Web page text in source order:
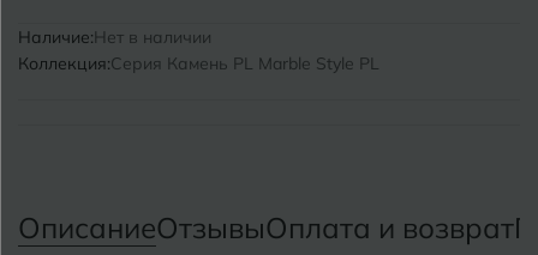
Наличие:Нет в наличии
Коллекция:Серия Камень PL Marble Style PL
ОписаниеОтзывыОплата и возврат
Грозный
Екатеринбург Тимашевск